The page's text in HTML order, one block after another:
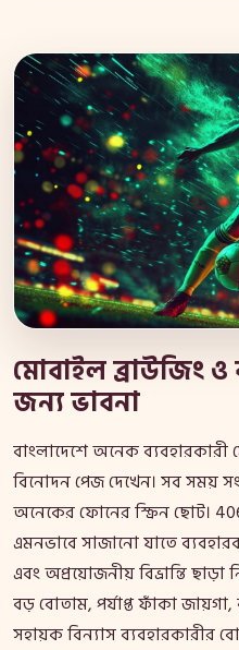
মোবাইল ব্রাউজিং
জন্য ভাবনা
বাংলাদেশে অনেক
বিনোদন পেজ দেখেন। সব সময়
অনেকের ফোনের স্ক্রিন ছোট।
এমনভাবে সাজানো যাতে
এবং অপ্রয়োজনীয় বিভ্রান্তি ছাড়া
বড় বোতাম, পর্যাপ্ত ফাঁকা
সহায়ক বিন্যাস ব্যবহারকারীর